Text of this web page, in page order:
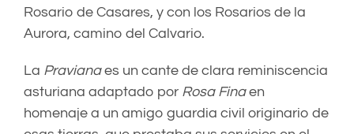
Rosario de Casares, y con los Rosarios de la
Aurora, camino del Calvario.
La Pravianaes un cante de clara reminiscencia
asturiana adaptado por Rosa Finaen
homenaje a un amigo guardia civil originario de